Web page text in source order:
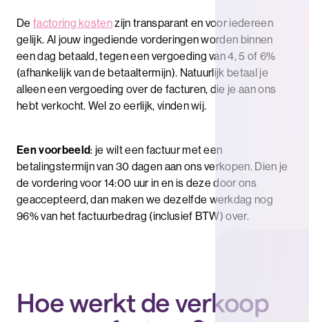
De factoring kostenzijn transparant en voor iedereen
gelijk. Al jouw ingediende vorderingen worden binnen
een dag betaald, tegen een vergoeding van 4, 5 of 6%
(afhankelijk van de betaaltermijn). Natuurlijk betaal je
alleen een vergoeding over de facturen, die je aan ons
hebt verkocht. Wel zo eerlijk, vinden wij.
Een voorbeeld: je wilt een factuur met een
betalingstermijn van 30 dagen aan ons verkopen. Dien je
de vordering voor 14:00 uur in en is deze door ons
geaccepteerd, dan maken we dezelfde werkdag nog
96% van het factuurbedrag (inclusief BTW) over.
Hoe werkt de verkoop